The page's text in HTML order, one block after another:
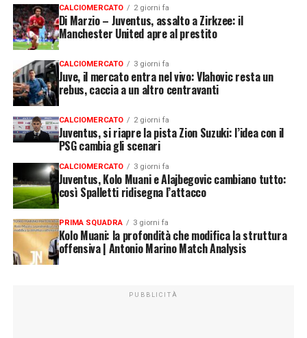
CALCIOMERCATO 2 giorni fa
Di Marzio – Juventus, assalto a Zirkzee: il
Manchester United apre al prestito
CALCIOMERCATO 3 giorni fa
Juve, il mercato entra nel vivo: Vlahovic resta un
rebus, caccia a un altro centravanti
CALCIOMERCATO 2 giorni fa
Juventus, si riapre la pista Zion Suzuki: l’idea con il
PSG cambia gli scenari
CALCIOMERCATO 3 giorni fa
Juventus, Kolo Muani e Alajbegovic cambiano tutto:
così Spalletti ridisegna l’attacco
PRIMA SQUADRA 3 giorni fa
Kolo Muani: la profondità che modifica la struttura
offensiva | Antonio Marino Match Analysis
PUBBLICITÀ